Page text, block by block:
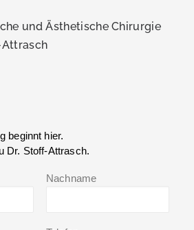
und Ästhetische Chirurgie
Attrasch
beginnt hier.
Dr. Stoff-Attrasch.
Nachname